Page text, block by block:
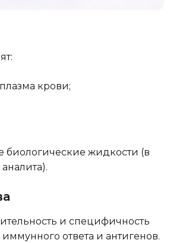
крови;
биологические жидкости (в
и специфичность
ответа и антигенов.